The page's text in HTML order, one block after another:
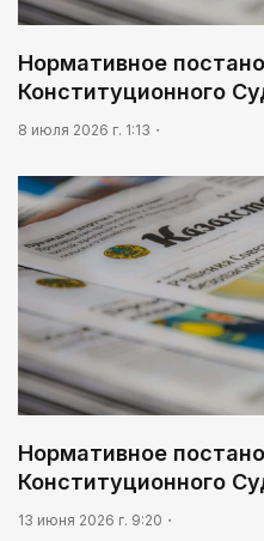
Нормативное
Конституционного
8 июля 2026 г. 1:13
Нормативное
Конституционного
13 июня 2026 г. 9:20